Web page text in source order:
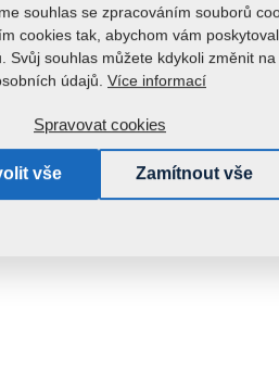
souhlas se zpracováním souborů
cookies tak, abychom vám
Svůj souhlas můžete kdykoli změnit
údajů. Více informací
Spravovat cookies
vše Zamítnout vše